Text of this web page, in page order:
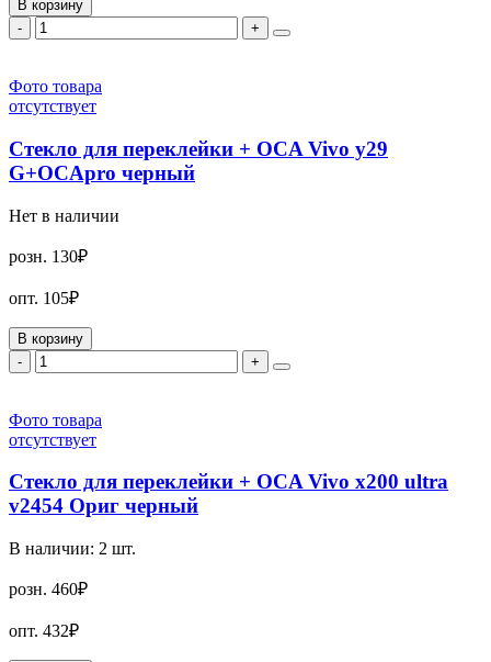
В корзину
-
+
Фото товара
отсутствует
Стекло для переклейки + OCA Vivo y29
G+OCApro черный
Нет в наличии
розн. 130₽
опт. 105₽
В корзину
-
+
Фото товара
отсутствует
Стекло для переклейки + OCA Vivo x200 ultra
v2454 Ориг черный
В наличии: 2 шт.
розн. 460₽
опт. 432₽